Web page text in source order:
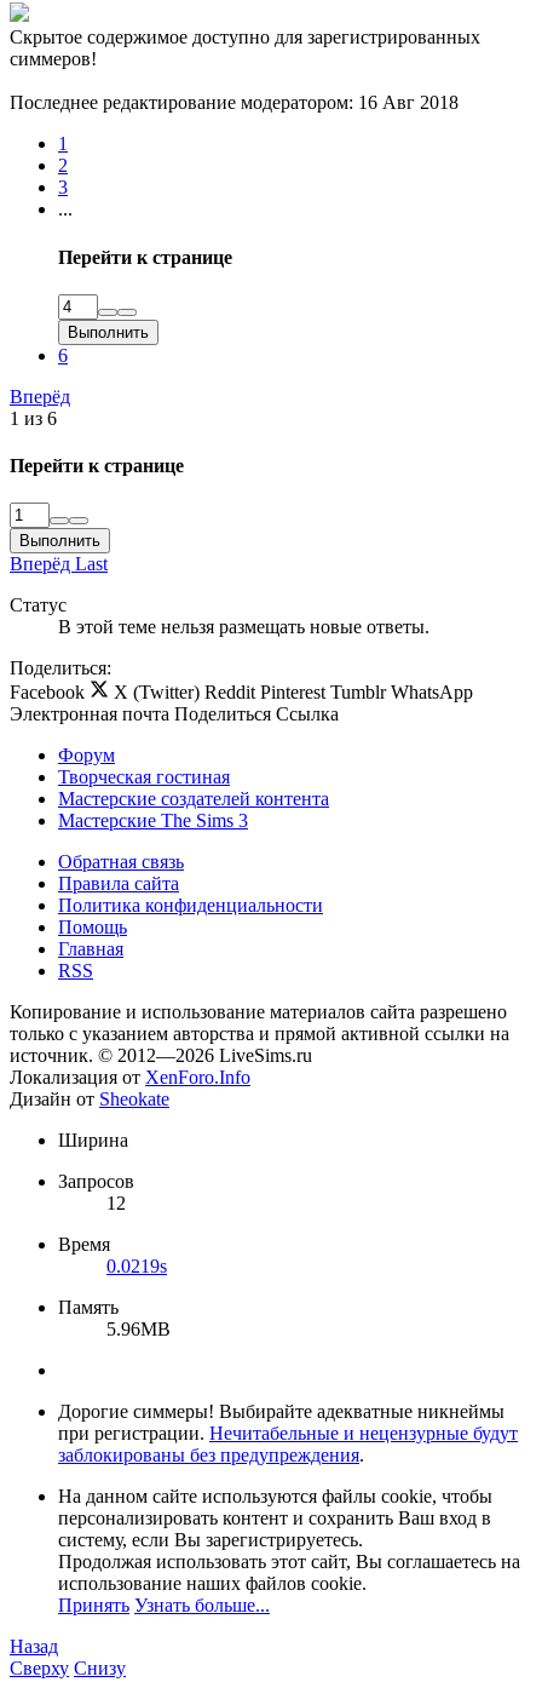
Скрытое содержимое доступно для зарегистрированных
симмеров!
Последнее редактирование модератором: 16 Авг 2018
1
2
3
...
Перейти к странице
Выполнить
6
Вперёд
1 из 6
Перейти к странице
Выполнить
Вперёд Last
Статус
В этой теме нельзя размещать новые ответы.
Поделиться:
Facebook
X (Twitter) Reddit Pinterest Tumblr WhatsApp
Электронная почта Поделиться Ссылка
Форум
Творческая гостиная
Мастерские создателей контента
Мастерские The Sims 3
Обратная связь
Правила сайта
Политика конфиденциальности
Помощь
Главная
RSS
Копирование и использование материалов сайта разрешено
только с указанием авторства и прямой активной ссылки на
источник. © 2012—2026 LiveSims.ru
Локализация от XenForo.Info
Дизайн от Sheokate
Ширина
Запросов
12
Время
0.0219s
Память
5.96MB
Дорогие симмеры! Выбирайте адекватные никнеймы
при регистрации. Нечитабельные и нецензурные будут
заблокированы без предупреждения.
На данном сайте используются файлы cookie, чтобы
персонализировать контент и сохранить Ваш вход в
систему, если Вы зарегистрируетесь.
Продолжая использовать этот сайт, Вы соглашаетесь на
использование наших файлов cookie.
Принять Узнать больше...
Назад
Сверху Снизу